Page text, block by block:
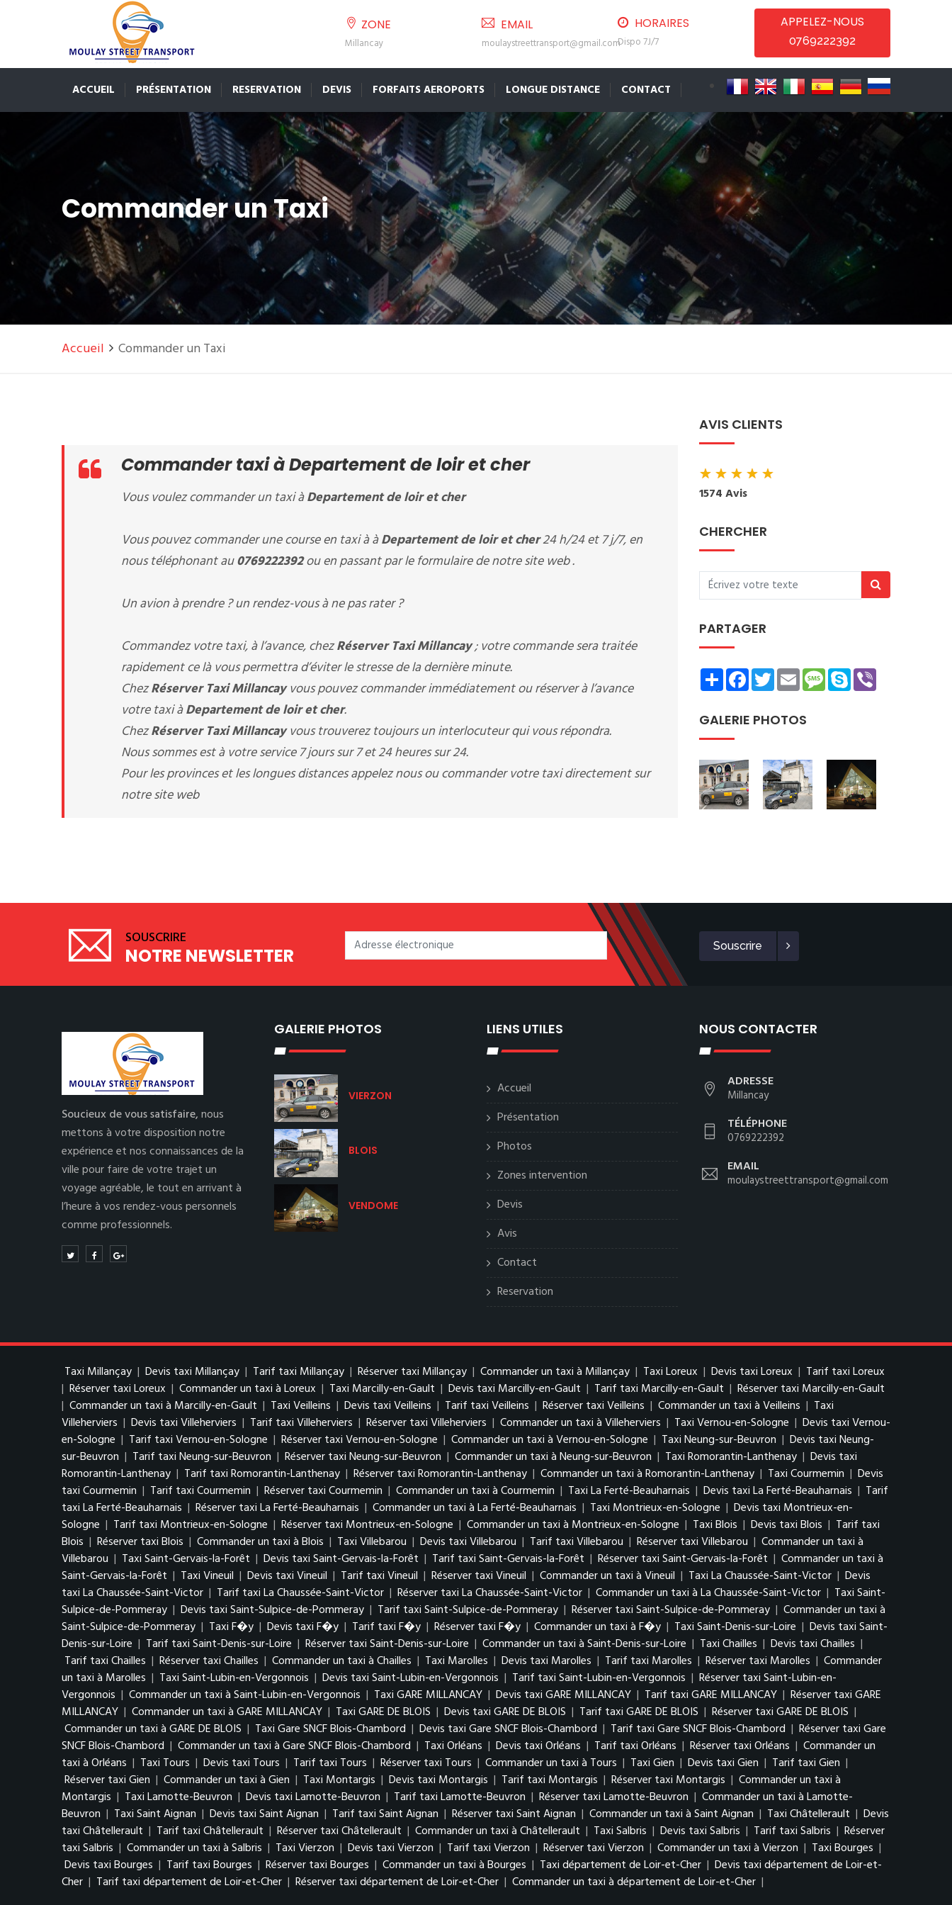
ZONE
Millancay
EMAIL
moulaystreettransport@gmail.com
HORAIRES
Dispo 7J/7
APPELEZ-NOUS
0769222392
ACCUEIL PRÉSENTATION RESERVATION DEVIS FORFAITS AEROPORTS LONGUE DISTANCE CONTACT
Commander un Taxi
Accueil Commander un Taxi
Commander taxi à Departement de loir et cher
Vous voulez commander un taxi àDepartement de loir et cher
Vous pouvez commander une course en taxi à àDepartement de loir et cher24 h/24 et 7 j/7, en
nous téléphonant au0769222392ou en passant par le formulaire de notre site web .
Un avion à prendre ? un rendez-vous à ne pas rater ?
Commandez votre taxi, à l’avance, chezRéserver Taxi Millancay; votre commande sera traitée
rapidement ce là vous permettra d’éviter le stresse de la dernière minute.
ChezRéserver Taxi Millancayvous pouvez commander immédiatement ou réserver à l’avance
votre taxi àDepartement de loir et cher.
ChezRéserver Taxi Millancayvous trouverez toujours un interlocuteur qui vous répondra.
Nous sommes est à votre service 7 jours sur 7 et 24 heures sur 24.
Pour les provinces et les longues distances appelez nous ou commander votre taxi directement sur
notre site web
AVIS CLIENTS
★★★★★
1574 Avis
CHERCHER
PARTAGER
ShareFacebookTwitterEmailMessage
Skype
GALERIE PHOTOS
SOUSCRIRE
NOTRE NEWSLETTER Souscrire
Soucieux de vous satisfaire,nous
mettons à votre disposition notre
expérience et nos connaissances de la
ville pour faire de votre trajet un
voyage agréable, le tout en arrivant à
l’heure à vos rendez-vous personnels
comme professionnels.
GALERIE PHOTOS
VIERZON
BLOIS
VENDOME
LIENS UTILES
Accueil
Présentation
Photos
Zones intervention
Devis
Avis
Contact
Reservation
NOUS CONTACTER
ADRESSE
Millancay
TÉLÉPHONE
0769222392
EMAIL
moulaystreettransport@gmail.com
Taxi Millançay | Devis taxi Millançay | Tarif taxi Millançay | Réserver taxi Millançay | Commander un taxi à Millançay | Taxi Loreux | Devis taxi Loreux | Tarif taxi Loreux
| Réserver taxi Loreux | Commander un taxi à Loreux | Taxi Marcilly-en-Gault | Devis taxi Marcilly-en-Gault | Tarif taxi Marcilly-en-Gault | Réserver taxi Marcilly-en-Gault
| Commander un taxi à Marcilly-en-Gault | Taxi Veilleins | Devis taxi Veilleins | Tarif taxi Veilleins | Réserver taxi Veilleins | Commander un taxi à Veilleins | Taxi
Villeherviers | Devis taxi Villeherviers | Tarif taxi Villeherviers | Réserver taxi Villeherviers | Commander un taxi à Villeherviers | Taxi Vernou-en-Sologne | Devis taxi Vernou-
en-Sologne | Tarif taxi Vernou-en-Sologne | Réserver taxi Vernou-en-Sologne | Commander un taxi à Vernou-en-Sologne | Taxi Neung-sur-Beuvron | Devis taxi Neung-
sur-Beuvron | Tarif taxi Neung-sur-Beuvron | Réserver taxi Neung-sur-Beuvron | Commander un taxi à Neung-sur-Beuvron | Taxi Romorantin-Lanthenay | Devis taxi
Romorantin-Lanthenay | Tarif taxi Romorantin-Lanthenay | Réserver taxi Romorantin-Lanthenay | Commander un taxi à Romorantin-Lanthenay | Taxi Courmemin | Devis
taxi Courmemin | Tarif taxi Courmemin | Réserver taxi Courmemin | Commander un taxi à Courmemin | Taxi La Ferté-Beauharnais | Devis taxi La Ferté-Beauharnais | Tarif
taxi La Ferté-Beauharnais | Réserver taxi La Ferté-Beauharnais | Commander un taxi à La Ferté-Beauharnais | Taxi Montrieux-en-Sologne | Devis taxi Montrieux-en-
Sologne | Tarif taxi Montrieux-en-Sologne | Réserver taxi Montrieux-en-Sologne | Commander un taxi à Montrieux-en-Sologne | Taxi Blois | Devis taxi Blois | Tarif taxi
Blois | Réserver taxi Blois | Commander un taxi à Blois | Taxi Villebarou | Devis taxi Villebarou | Tarif taxi Villebarou | Réserver taxi Villebarou | Commander un taxi à
Villebarou | Taxi Saint-Gervais-la-Forêt | Devis taxi Saint-Gervais-la-Forêt | Tarif taxi Saint-Gervais-la-Forêt | Réserver taxi Saint-Gervais-la-Forêt | Commander un taxi à
Saint-Gervais-la-Forêt | Taxi Vineuil | Devis taxi Vineuil | Tarif taxi Vineuil | Réserver taxi Vineuil | Commander un taxi à Vineuil | Taxi La Chaussée-Saint-Victor | Devis
taxi La Chaussée-Saint-Victor | Tarif taxi La Chaussée-Saint-Victor | Réserver taxi La Chaussée-Saint-Victor | Commander un taxi à La Chaussée-Saint-Victor | Taxi Saint-
Sulpice-de-Pommeray | Devis taxi Saint-Sulpice-de-Pommeray | Tarif taxi Saint-Sulpice-de-Pommeray | Réserver taxi Saint-Sulpice-de-Pommeray | Commander un taxi à
Saint-Sulpice-de-Pommeray | Taxi F�y | Devis taxi F�y | Tarif taxi F�y | Réserver taxi F�y | Commander un taxi à F�y | Taxi Saint-Denis-sur-Loire | Devis taxi Saint-
Denis-sur-Loire | Tarif taxi Saint-Denis-sur-Loire | Réserver taxi Saint-Denis-sur-Loire | Commander un taxi à Saint-Denis-sur-Loire | Taxi Chailles | Devis taxi Chailles |
Tarif taxi Chailles | Réserver taxi Chailles | Commander un taxi à Chailles | Taxi Marolles | Devis taxi Marolles | Tarif taxi Marolles | Réserver taxi Marolles | Commander
un taxi à Marolles | Taxi Saint-Lubin-en-Vergonnois | Devis taxi Saint-Lubin-en-Vergonnois | Tarif taxi Saint-Lubin-en-Vergonnois | Réserver taxi Saint-Lubin-en-
Vergonnois | Commander un taxi à Saint-Lubin-en-Vergonnois | Taxi GARE MILLANCAY | Devis taxi GARE MILLANCAY | Tarif taxi GARE MILLANCAY | Réserver taxi GARE
MILLANCAY | Commander un taxi à GARE MILLANCAY | Taxi GARE DE BLOIS | Devis taxi GARE DE BLOIS | Tarif taxi GARE DE BLOIS | Réserver taxi GARE DE BLOIS |
Commander un taxi à GARE DE BLOIS | Taxi Gare SNCF Blois-Chambord | Devis taxi Gare SNCF Blois-Chambord | Tarif taxi Gare SNCF Blois-Chambord | Réserver taxi Gare
SNCF Blois-Chambord | Commander un taxi à Gare SNCF Blois-Chambord | Taxi Orléans | Devis taxi Orléans | Tarif taxi Orléans | Réserver taxi Orléans | Commander un
taxi à Orléans | Taxi Tours | Devis taxi Tours | Tarif taxi Tours | Réserver taxi Tours | Commander un taxi à Tours | Taxi Gien | Devis taxi Gien | Tarif taxi Gien |
Réserver taxi Gien | Commander un taxi à Gien | Taxi Montargis | Devis taxi Montargis | Tarif taxi Montargis | Réserver taxi Montargis | Commander un taxi à
Montargis | Taxi Lamotte-Beuvron | Devis taxi Lamotte-Beuvron | Tarif taxi Lamotte-Beuvron | Réserver taxi Lamotte-Beuvron | Commander un taxi à Lamotte-
Beuvron | Taxi Saint Aignan | Devis taxi Saint Aignan | Tarif taxi Saint Aignan | Réserver taxi Saint Aignan | Commander un taxi à Saint Aignan | Taxi Châtellerault | Devis
taxi Châtellerault | Tarif taxi Châtellerault | Réserver taxi Châtellerault | Commander un taxi à Châtellerault | Taxi Salbris | Devis taxi Salbris | Tarif taxi Salbris | Réserver
taxi Salbris | Commander un taxi à Salbris | Taxi Vierzon | Devis taxi Vierzon | Tarif taxi Vierzon | Réserver taxi Vierzon | Commander un taxi à Vierzon | Taxi Bourges |
Devis taxi Bourges | Tarif taxi Bourges | Réserver taxi Bourges | Commander un taxi à Bourges | Taxi département de Loir-et-Cher | Devis taxi département de Loir-et-
Cher | Tarif taxi département de Loir-et-Cher | Réserver taxi département de Loir-et-Cher | Commander un taxi à département de Loir-et-Cher |